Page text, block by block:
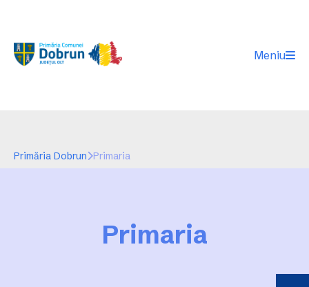
Meniu
Primăria Dobrun Primaria
Primaria